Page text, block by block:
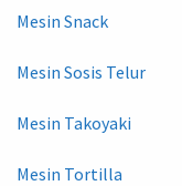
Mesin Snack
Mesin Sosis Telur
Mesin Takoyaki
Mesin Tortilla